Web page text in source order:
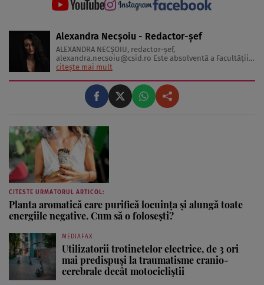
Alexandra Necșoiu - Redactor-șef
ALEXANDRA NECŞOIU, redactor-șef,
alexandra.necsoiu@csid.ro Este absolventă a Facultăţii
de Jurnalism şi Ştiinţele Comunicării şi deţine o diplomă
Iubeşte să scrie şi nu se vede făcând altceva, acesta fiind
visul ei încă de pe ...
citește mai mult
CITESTE URMATORUL ARTICOL:
Planta aromatică care purifică locuința și alungă toate
energiile negative. Cum să o folosești?
MEDIAFAX
Utilizatorii trotinetelor electrice, de 3 ori
mai predispuși la traumatisme cranio-
cerebrale decât motocicliștii